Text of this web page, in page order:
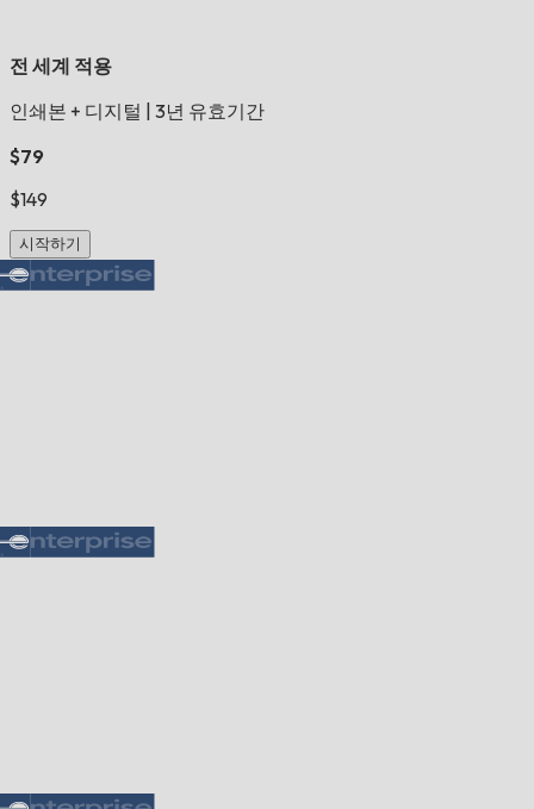
전 세계 적용
인쇄본 + 디지털
3년 유효기간
$79
$149
시작하기